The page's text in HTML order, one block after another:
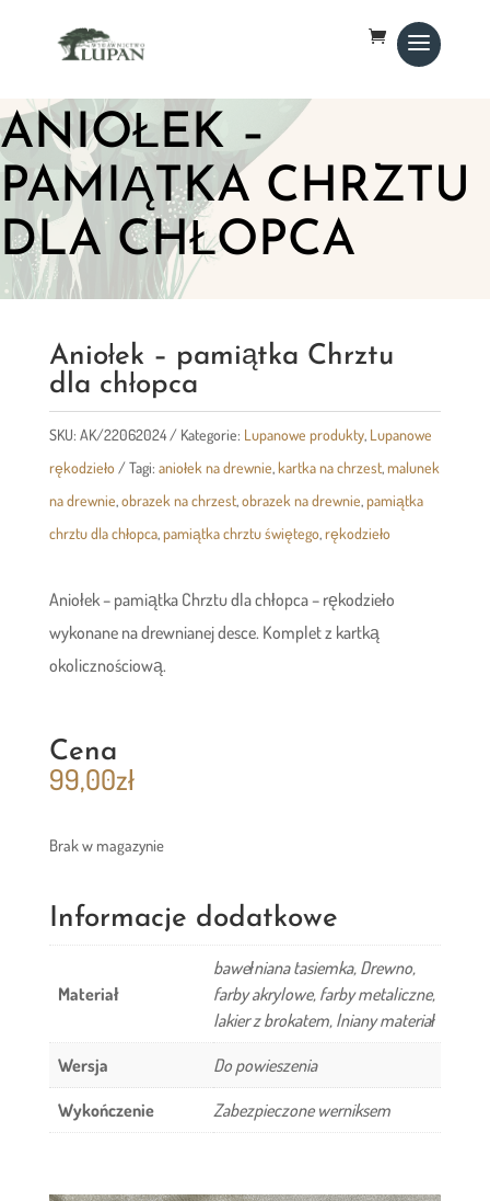
ANIOŁEK –
PAMIĄTKA CHRZTU
DLA CHŁOPCA
Aniołek – pamiątka Chrztu
dla chłopca
SKU: AK/22062024 Kategorie: Lupanowe produkty, Lupanowe
rękodzieło
Tagi: aniołek na drewnie,kartka na chrzest,malunek
na drewnie,obrazek na chrzest,obrazek na drewnie,pamiątka
chrztu dla chłopca,pamiątka chrztu świętego,rękodzieło
Aniołek – pamiątka Chrztu dla chłopca – rękodzieło
wykonane na drewnianej desce. Komplet z kartką
okolicznościową.
Cena
99,00zł
Brak w magazynie
Informacje dodatkowe
Materiał
bawełniana tasiemka, Drewno,
farby akrylowe, farby metaliczne,
lakier z brokatem, lniany materiał
Wersja Do powieszenia
Wykończenie Zabezpieczone werniksem